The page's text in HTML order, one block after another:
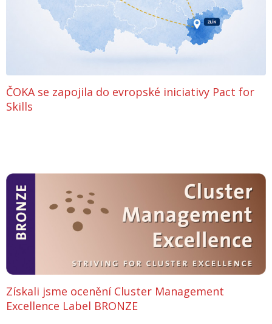
ČOKA se zapojila do evropské iniciativy Pact for
Skills
Získali jsme ocenění Cluster Management
Excellence Label BRONZE